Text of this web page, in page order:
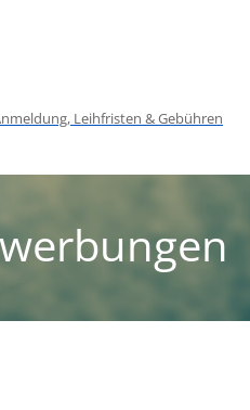
Leihfristen & Gebühren